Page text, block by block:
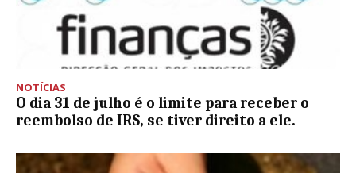
NOTÍCIAS
O dia 31 de julho é o limite para receber o
reembolso de IRS, se tiver direito a ele.